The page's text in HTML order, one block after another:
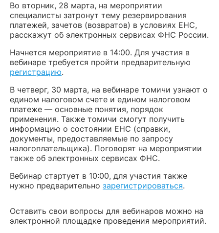
Во вторник, 28 марта, на мероприятии
специалисты затронут тему резервирования
платежей, зачетов (возвратов) в условиях ЕНС,
расскажут об электронных сервисах ФНС России.
Начнется мероприятие в 14:00. Для участия в
вебинаре требуется пройти предварительную
регистрацию.
В четверг, 30 марта, на вебинаре томичи узнают о
едином налоговом счете и едином налоговом
платеже — основные понятия, порядок
применения. Также томичи смогут получить
информацию о состоянии ЕНС (справки,
документы, предоставляемые по запросу
налогоплательщика). Поговорят на мероприятии
также об электронных сервисах ФНС.
Вебинар стартует в 10:00, для участия также
нужно предварительно зарегистрироваться.
Оставить свои вопросы для вебинаров можно на
электронной площадке проведения мероприятий.